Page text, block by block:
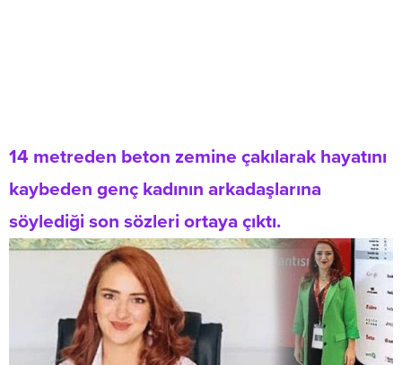
14 metreden beton zemine çakılarak hayatını
kaybeden genç kadının arkadaşlarına
söylediği son sözleri ortaya çıktı.